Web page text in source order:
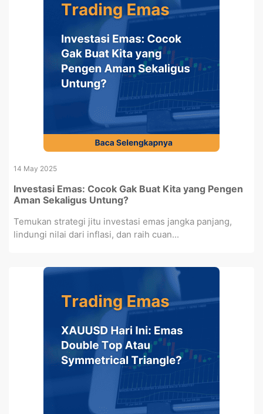
14 May 2025
Investasi Emas: Cocok Gak Buat Kita yang Pengen
Aman Sekaligus Untung?
Temukan strategi jitu investasi emas jangka panjang,
lindungi nilai dari inflasi, dan raih cuan...